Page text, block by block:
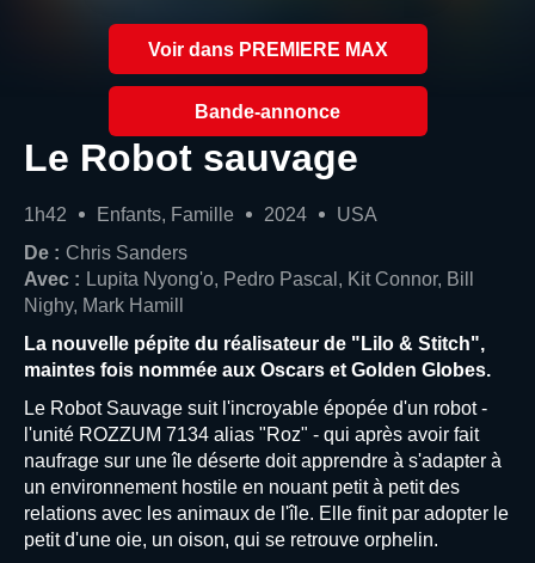
Voir dans PREMIERE MAX
Bande-annonce
Le Robot sauvage
1h42 Enfants, Famille 2024
USA
De : Chris Sanders
Avec : Lupita Nyong'o, Pedro Pascal, Kit Connor, Bill
Nighy, Mark Hamill
La nouvelle pépite du réalisateur de "Lilo & Stitch",
maintes fois nommée aux Oscars et Golden Globes.
Le Robot Sauvage suit l'incroyable épopée d'un robot -
l'unité ROZZUM 7134 alias "Roz" - qui après avoir fait
naufrage sur une île déserte doit apprendre à s'adapter à
un environnement hostile en nouant petit à petit des
relations avec les animaux de l'île. Elle finit par adopter le
petit d'une oie, un oison, qui se retrouve orphelin.